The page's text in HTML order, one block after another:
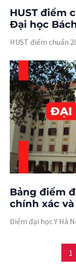
HUST điểm
Đại học
HUST điểm chuẩn
Bảng điểm
chính xác
Điểm đại học Y Hà
1